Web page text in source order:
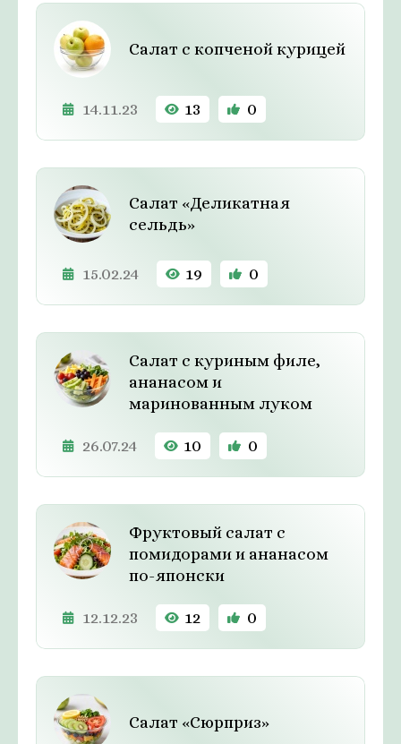
Салат с копченой курицей
14.11.23 13 0
Салат «Деликатная
сельдь»
15.02.24 19 0
Салат с куриным филе,
ананасом и
маринованным луком
26.07.24 10 0
Фруктовый салат с
помидорами и ананасом
по-японски
12.12.23 12 0
Салат «Сюрприз»